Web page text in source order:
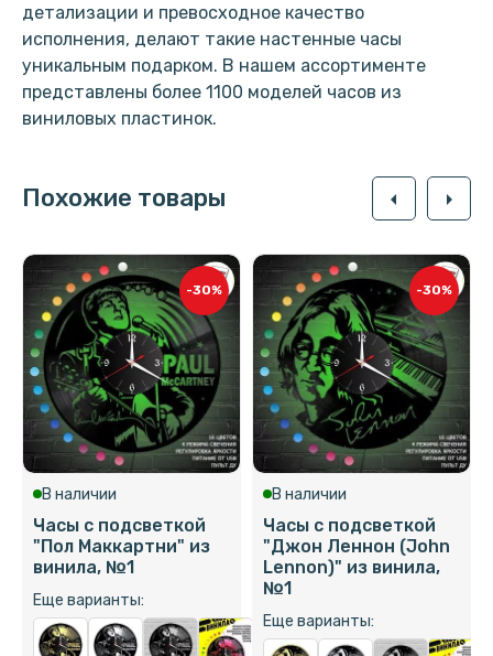
детализации и превосходное качество
исполнения, делают такие настенные часы
уникальным подарком. В нашем ассортименте
представлены более 1100 моделей часов из
виниловых пластинок.
Похожие товары arrow_left arrow_right
-30%
В наличии
Часы с подсветкой
"Пол Маккартни" из
винила, №1
Еще варианты:
-30%
В наличии
Часы с подсветкой
"Джон Леннон (John
Lennon)" из винила,
№1
Еще варианты: